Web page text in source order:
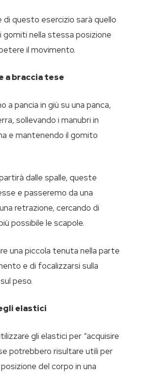
di questo esercizio sarà quello
gomiti nella stessa posizione
il movimento.
a braccia tese
a pancia in giù su una panca,
sollevando i manubri in
e mantenendo il gomito
dalle spalle, queste
e passeremo da una
retrazione, cercando di
possibile le scapole.
una piccola tenuta nella parte
e di focalizzarsi sulla
peso.
elastici
gli elastici per “acquisire
potrebbero risultare utili per
del corpo in una